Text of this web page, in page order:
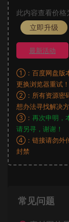
此内容查看价格
立即升级
最新活动
①：百度网盘版
更换浏览器重试！
②：所有资源密
想办法寻找解决
③： 再次申明，
请另寻，谢谢！
④：链接请勿外
封禁
常见问题